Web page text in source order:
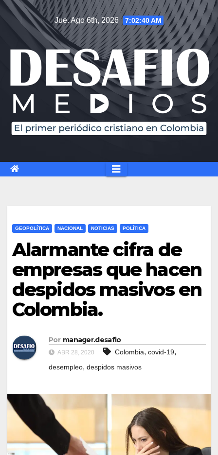
Saltar
contenido
Jue. Ago 6th, 2026 7:02:41 AM
GEOPOLÍTICA NACIONAL NOTICIAS POLÍTICA
Alarmante cifra de
empresas que hacen
despidos masivos en
Colombia.
Por manager.desafio
ABR 28, 2020 Colombia, covid-19,
desempleo, despidos masivos